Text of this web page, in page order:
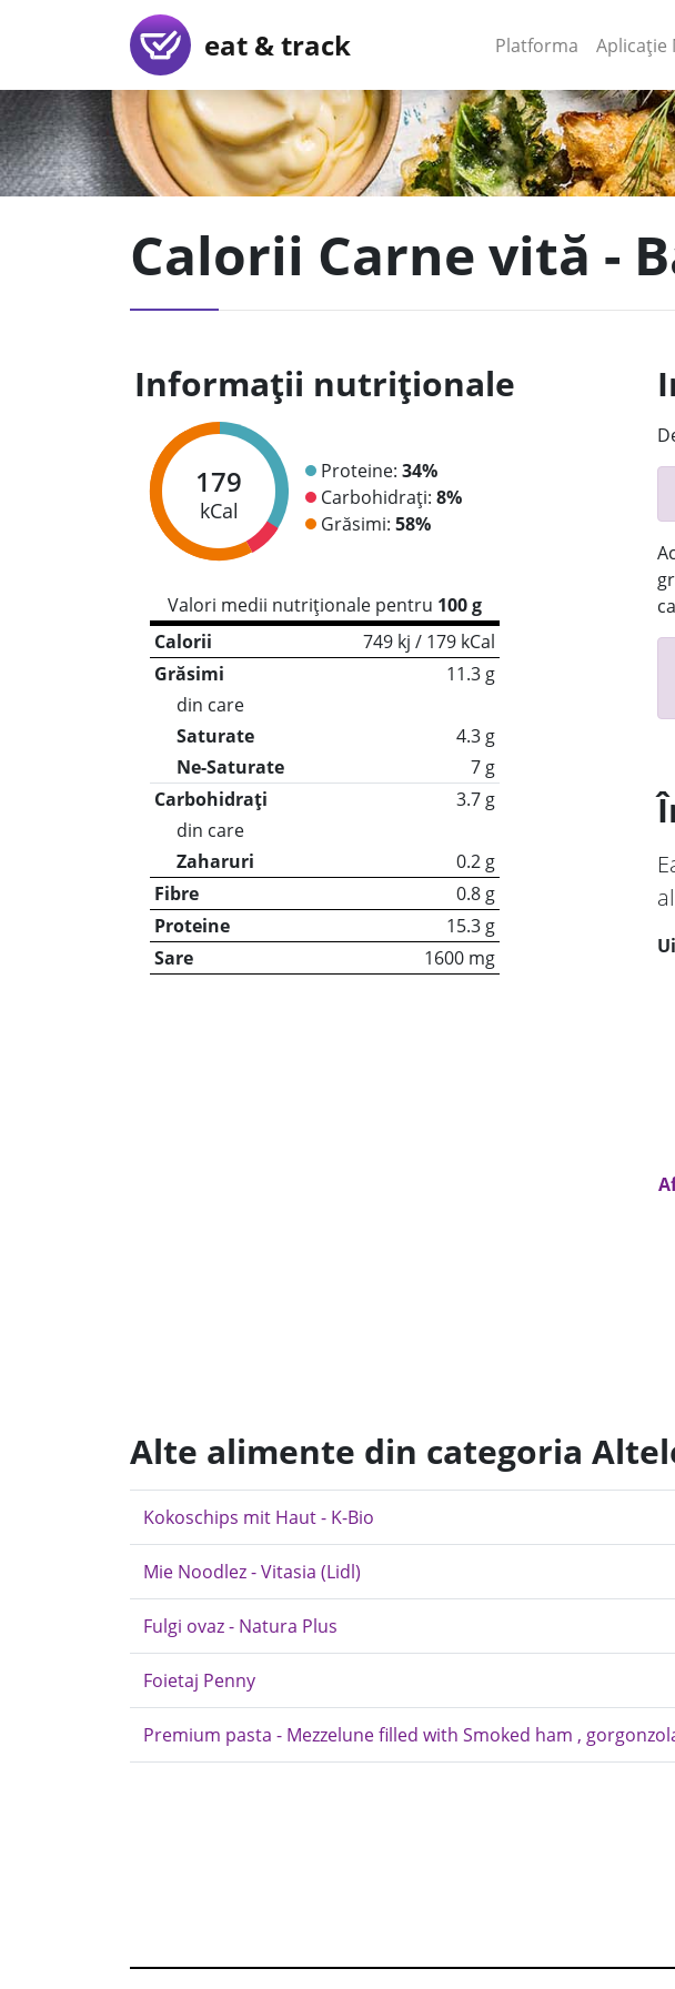
eat & track Platforma (current)
Aplicație
Calorii Carne vită -
Informații nutriționale
179
kCal
Proteine: 34%
Carbohidrați: 8%
Grăsimi: 58%
Valori medii nutriționale pentru 100 g
Calorii
749 kj / 179 kCal
Grăsimi
11.3 g
din care
Saturate
4.3 g
Ne-Saturate
7 g
Carbohidrați
3.7 g
din care
Zaharuri
0.2 g
Fibre
0.8 g
Proteine
15.3 g
Sare
1600 mg
Alte alimente din categoria
Kokoschips mit Haut - K-Bio
Mie Noodlez - Vitasia (Lidl)
Fulgi ovaz - Natura Plus
Foietaj Penny
Premium pasta - Mezzelune filled with Smoked ham ,